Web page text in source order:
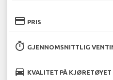
credit_card PRIS
timer GJENNOMSNITTLIG
directions_car KVALITET PÅ KJØRETØYET